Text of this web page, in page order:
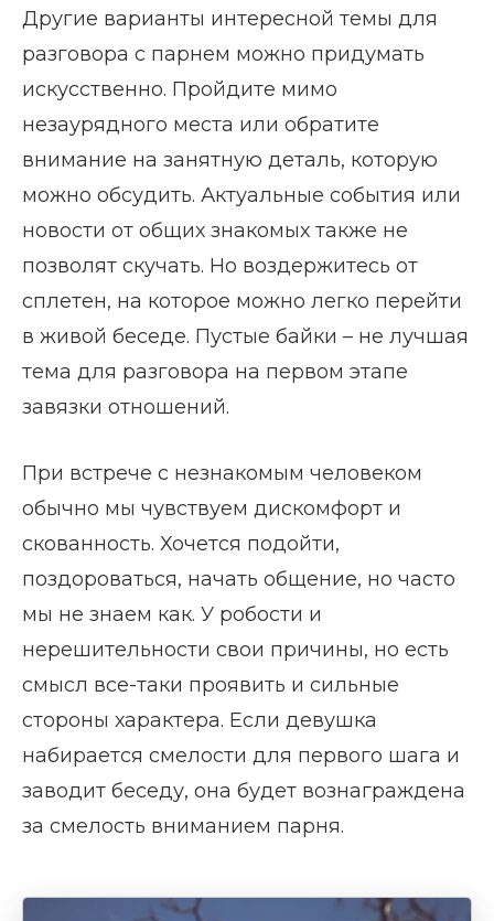
Другие варианты интересной темы для
разговора с парнем можно придумать
искусственно. Пройдите мимо
незаурядного места или обратите
внимание на занятную деталь, которую
можно обсудить. Актуальные события или
новости от общих знакомых также не
позволят скучать. Но воздержитесь от
сплетен, на которое можно легко перейти
в живой беседе. Пустые байки – не лучшая
тема для разговора на первом этапе
завязки отношений.
При встрече с незнакомым человеком
обычно мы чувствуем дискомфорт и
скованность. Хочется подойти,
поздороваться, начать общение, но часто
мы не знаем как. У робости и
нерешительности свои причины, но есть
смысл все-таки проявить и сильные
стороны характера. Если девушка
набирается смелости для первого шага и
заводит беседу, она будет вознаграждена
за смелость вниманием парня.